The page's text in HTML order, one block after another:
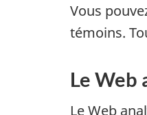
Vous
témoins.
Le Web
Le Web